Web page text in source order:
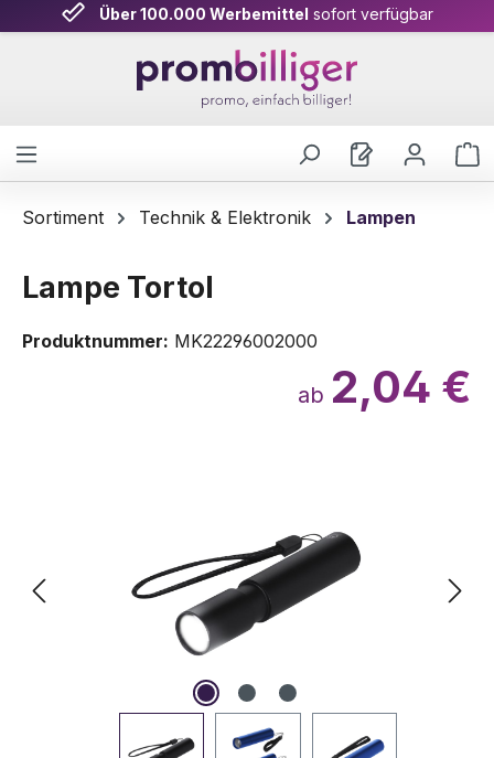
Zum Hauptinhalt springen
Über 100.000 Werbemittel sofort verfügbar
Sortiment Technik & Elektronik Lampen
Lampe Tortol
Produktnummer: MK22296002000
ab 2,04 €